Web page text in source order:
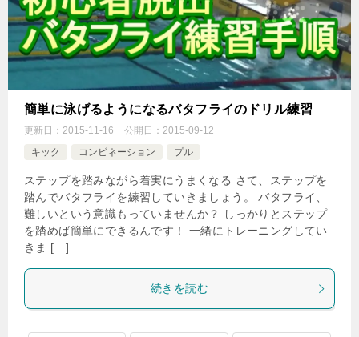
簡単に泳げるようになるバタフライのドリル練習
更新日： 2015-11-16 公開日： 2015-09-12
キック
コンビネーション プル
ステップを踏みながら着実にうまくなる さて、ステップを
踏んでバタフライを練習していきましょう。 バタフライ、
難しいという意識もっていませんか？ しっかりとステップ
を踏めば簡単にできるんです！ 一緒にトレーニングしてい
きま […]
続きを読む